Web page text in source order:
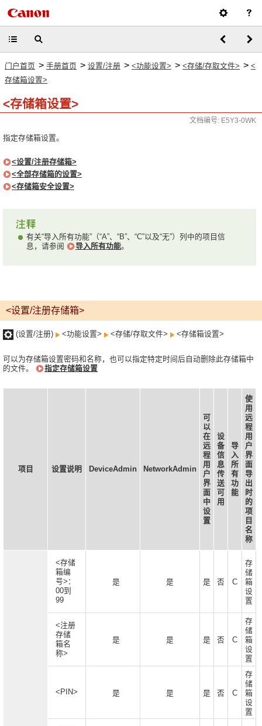
门户首页 > 手册首页 > 设置/注册 > <功能设置> > <存储/存取文件> > <
存储箱设置>
<存储箱设置>
文档编号: E5Y3-0WK
指定存储箱设置。
<设置/注册存储箱>
<全部存储箱的设置>
<存储箱安全设置>
有关“导入所有功能”（“A”、“B”、“C”以及“无”）列中的项目信
息，请参阅
导入所有功能。
<设置/注册存储箱>
(设置/注册) <功能设置> <存储/存取文件> <存储箱设置>
可以为存储箱设置密码和名称，也可以指定特定时间后自动删除此存储箱中
的文件。
指定存储箱设置
项目 设置说明 DeviceAdmin NetworkAdmin
可
以
在
远
程
用
户
界
面
中
设
置
设
备
信
息
传
送
可
用
导
入
所
有
功
能
使
用
远
程
用
户
界
面
导
出
时
的
项
目
名
称
<存储
箱编
号>：
00到
99
是 是 是 否 C
存
储
箱
设
置
<注册
存储
箱名
称>
是 是 是 否 C
存
储
箱
设
置
<PIN> 是 是 是 否 C
存
储
箱
设
置